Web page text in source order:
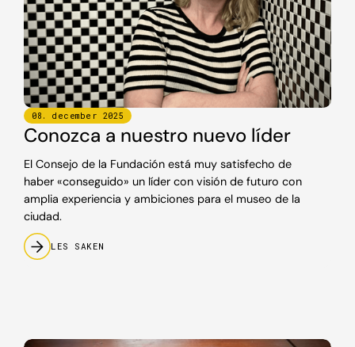
08 . december 2025
Conozca a nuestro nuevo líder
El Consejo de la Fundación está muy satisfecho de
haber «conseguido» un líder con visión de futuro con
amplia experiencia y ambiciones para el museo de la
ciudad.
LES SAKEN